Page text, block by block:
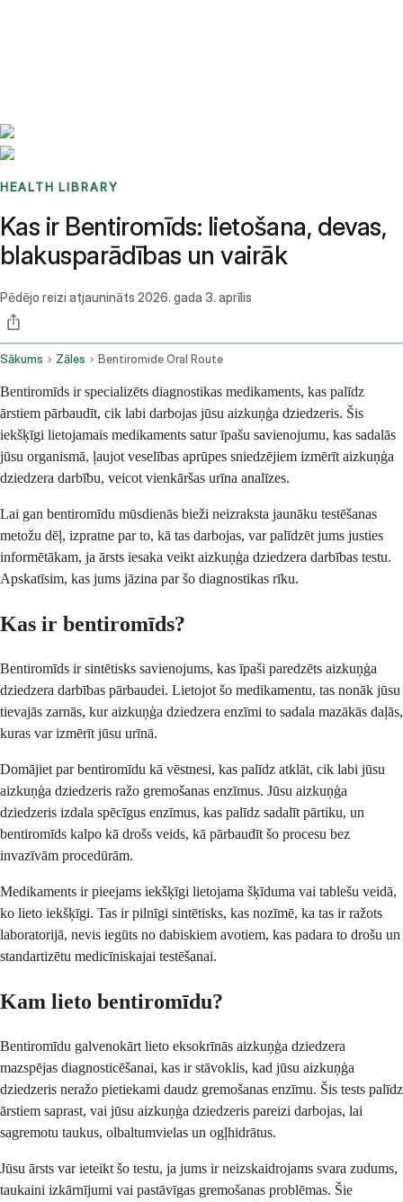
HEALTH LIBRARY
Kas ir Bentiromīds: lietošana, devas,
blakusparādības un vairāk
Pēdējo reizi atjaunināts 2026. gada 3. aprīlis
Sākums Zāles Bentiromide Oral Route
Bentiromīds ir specializēts diagnostikas medikaments, kas palīdz
ārstiem pārbaudīt, cik labi darbojas jūsu aizkuņģa dziedzeris. Šis
iekšķīgi lietojamais medikaments satur īpašu savienojumu, kas sadalās
jūsu organismā, ļaujot veselības aprūpes sniedzējiem izmērīt aizkuņģa
dziedzera darbību, veicot vienkāršas urīna analīzes.
Lai gan bentiromīdu mūsdienās bieži neizraksta jaunāku testēšanas
metožu dēļ, izpratne par to, kā tas darbojas, var palīdzēt jums justies
informētākam, ja ārsts iesaka veikt aizkuņģa dziedzera darbības testu.
Apskatīsim, kas jums jāzina par šo diagnostikas rīku.
Kas ir bentiromīds?
Bentiromīds ir sintētisks savienojums, kas īpaši paredzēts aizkuņģa
dziedzera darbības pārbaudei. Lietojot šo medikamentu, tas nonāk jūsu
tievajās zarnās, kur aizkuņģa dziedzera enzīmi to sadala mazākās daļās,
kuras var izmērīt jūsu urīnā.
Domājiet par bentiromīdu kā vēstnesi, kas palīdz atklāt, cik labi jūsu
aizkuņģa dziedzeris ražo gremošanas enzīmus. Jūsu aizkuņģa
dziedzeris izdala spēcīgus enzīmus, kas palīdz sadalīt pārtiku, un
bentiromīds kalpo kā drošs veids, kā pārbaudīt šo procesu bez
invazīvām procedūrām.
Medikaments ir pieejams iekšķīgi lietojama šķīduma vai tablešu veidā,
ko lieto iekšķīgi. Tas ir pilnīgi sintētisks, kas nozīmē, ka tas ir ražots
laboratorijā, nevis iegūts no dabiskiem avotiem, kas padara to drošu un
standartizētu medicīniskajai testēšanai.
Kam lieto bentiromīdu?
Bentiromīdu galvenokārt lieto eksokrīnās aizkuņģa dziedzera
mazspējas diagnosticēšanai, kas ir stāvoklis, kad jūsu aizkuņģa
dziedzeris neražo pietiekami daudz gremošanas enzīmu. Šis tests palīdz
ārstiem saprast, vai jūsu aizkuņģa dziedzeris pareizi darbojas, lai
sagremotu taukus, olbaltumvielas un ogļhidrātus.
Jūsu ārsts var ieteikt šo testu, ja jums ir neizskaidrojams svara zudums,
taukaini izkārnījumi vai pastāvīgas gremošanas problēmas. Šie